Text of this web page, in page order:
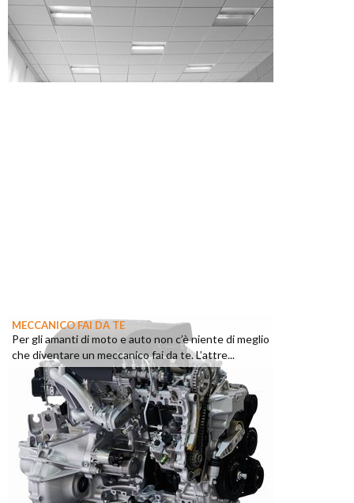
MECCANICO FAI DA TE
Per gli amanti di moto e auto non c’è niente di meglio
che diventare un meccanico fai da te. L’attre...